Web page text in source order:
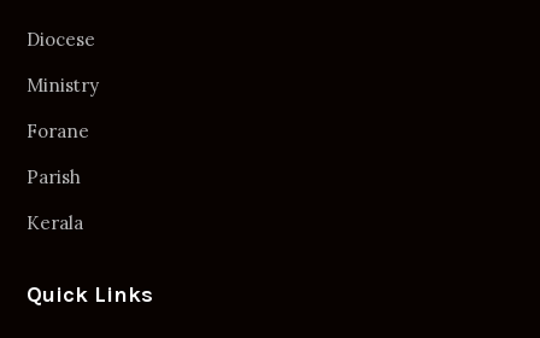
Diocese
Ministry
Forane
Parish
Kerala
Quick Links